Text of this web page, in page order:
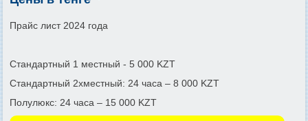
Прайс лист 2024 года
Стандартный 1 местный - 5 000 KZT
Стандартный 2хместный: 24 часа – 8 000 KZT
Полулюкс: 24 часа – 15 000 KZT